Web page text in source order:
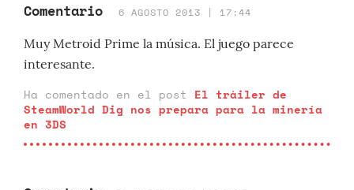
Comentario 6 AGOSTO 2013 | 17:44
Muy Metroid Prime la música. El juego parece
interesante.
Ha comentado en el post El tráiler de
SteamWorld Dig nos prepara para la minería
en 3DS